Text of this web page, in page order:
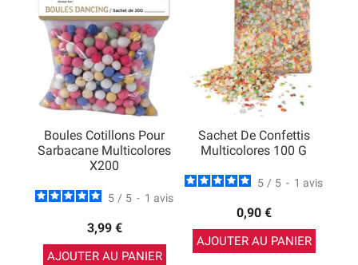
Boules Cotillons Pour
Sarbacane Multicolores
X200
5 / 5 - 1 avis
3,99 €
AJOUTER AU PANIER
Sachet De Confettis
Multicolores 100 G
5 / 5 - 1 avis
0,90 €
AJOUTER AU PANIER